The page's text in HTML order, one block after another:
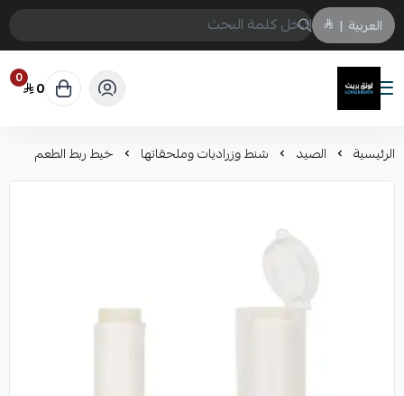
العربية |
لونق بريث
0 0
الرئيسية الصيد شنط وزراديات وملحقاتها خيط ربط الطعم